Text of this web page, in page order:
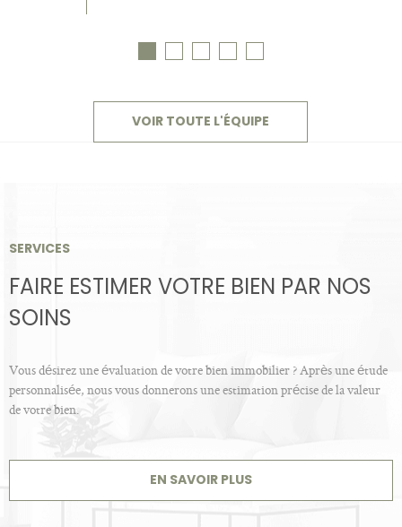
VOIR TOUTE L'ÉQUIPE
SERVICES
FAIRE ESTIMER VOTRE BIEN PAR NOS
SOINS
Vous désirez une évaluation de votre bien immobilier ? Après une étude
personnalisée, nous vous donnerons une estimation précise de la valeur
de votre bien.
EN SAVOIR PLUS